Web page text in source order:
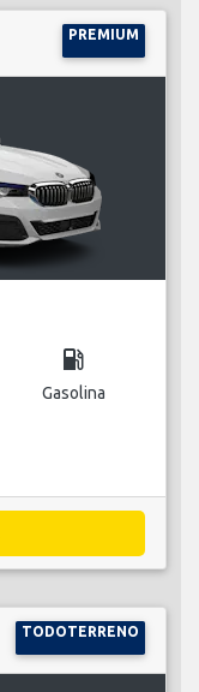
PREMIUM
local_gas_station
Gasolina
TODOTERRENO